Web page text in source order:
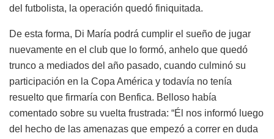
del futbolista, la operación quedó finiquitada.
De esta forma, Di María podrá cumplir el sueño de jugar
nuevamente en el club que lo formó, anhelo que quedó
trunco a mediados del año pasado, cuando culminó su
participación en la Copa América y todavía no tenía
resuelto que firmaría con Benfica. Belloso había
comentado sobre su vuelta frustrada: “Él nos informó luego
del hecho de las amenazas que empezó a correr en duda